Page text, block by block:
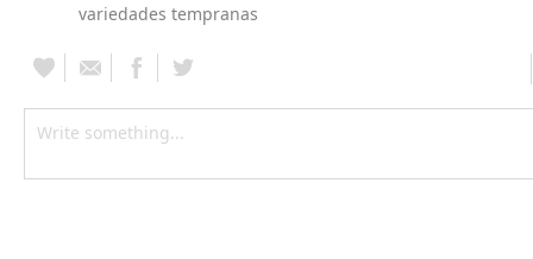
variedades tempranas